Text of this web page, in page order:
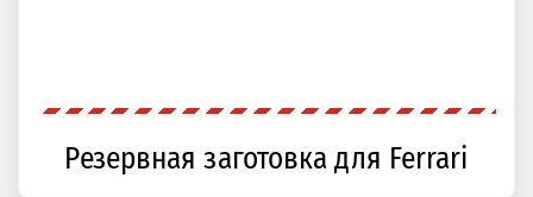
Резервная заготовка для Ferrari